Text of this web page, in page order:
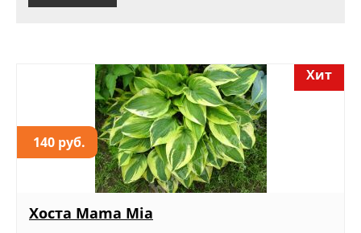
140 руб.
Хит
Хоста Mama Mia